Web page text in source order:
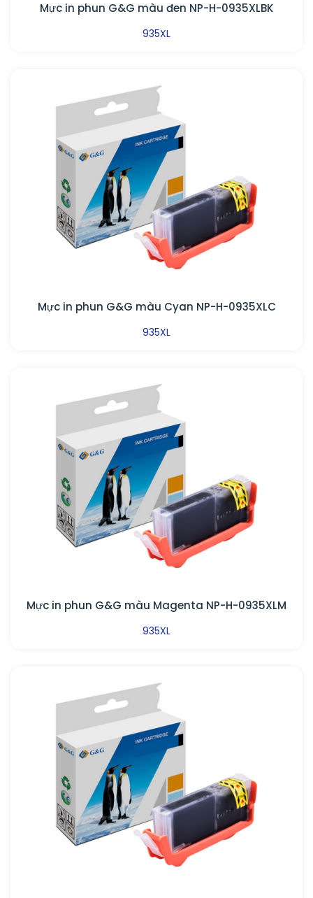
Mực in phun G&G màu đen NP-H-0935XLBK
935XL
Mực in phun G&G màu Cyan NP-H-0935XLC
935XL
Mực in phun G&G màu Magenta NP-H-0935XLM
935XL